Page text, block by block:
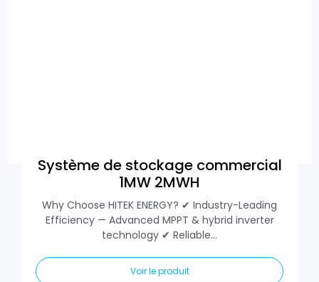
Système de stockage commercial
1MW 2MWH
Why Choose HITEK ENERGY? ✔ Industry-Leading
Efficiency — Advanced MPPT & hybrid inverter
technology ✔ Reliable...
Voir le produit